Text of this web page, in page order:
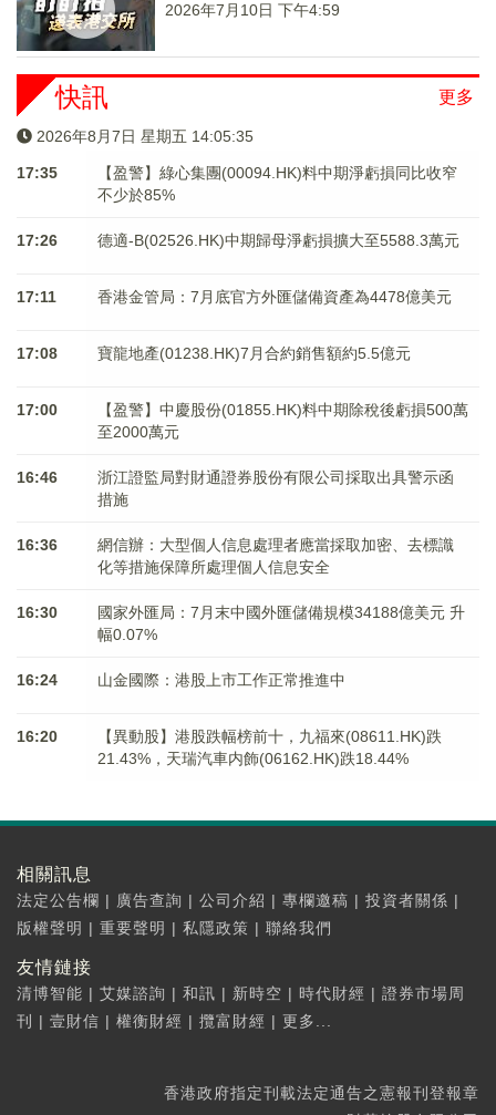
2026年7月10日 下午4:59
更多
快訊
2026年8月7日 星期五 14:05:36
17:35
【盈警】綠心集團(00094.HK)料中期淨虧損同比收窄
不少於85%
17:26 德適-B(02526.HK)中期歸母淨虧損擴大至5588.3萬元
17:11 香港金管局：7月底官方外匯儲備資產為4478億美元
17:08 寶龍地產(01238.HK)7月合約銷售額約5.5億元
17:00
【盈警】中慶股份(01855.HK)料中期除稅後虧損500萬
至2000萬元
16:46
浙江證監局對財通證券股份有限公司採取出具警示函
措施
16:36
網信辦：大型個人信息處理者應當採取加密、去標識
化等措施保障所處理個人信息安全
16:30
國家外匯局：7月末中國外匯儲備規模34188億美元 升
幅0.07%
16:24 山金國際：港股上市工作正常推進中
16:20
【異動股】港股跌幅榜前十，九福來(08611.HK)跌
21.43%，天瑞汽車内飾(06162.HK)跌18.44%
相關訊息
法定公告欄 | 廣告查詢 | 公司介紹 | 專欄邀稿 | 投資者關係 |
版權聲明 | 重要聲明 | 私隱政策 | 聯絡我們
友情鏈接
清博智能 | 艾媒諮詢 | 和訊 | 新時空 | 時代財經 | 證券市場周
刊
| 壹財信 | 權衡財經 | 攬富財經 | 更多...
香港政府指定刊載法定通告之憲報刊登報章